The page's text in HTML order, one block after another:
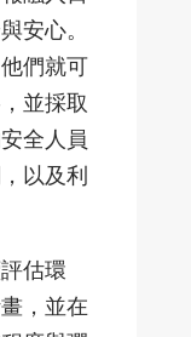
安心。
們就可
並採取
全人員
以及利
估環
，並在